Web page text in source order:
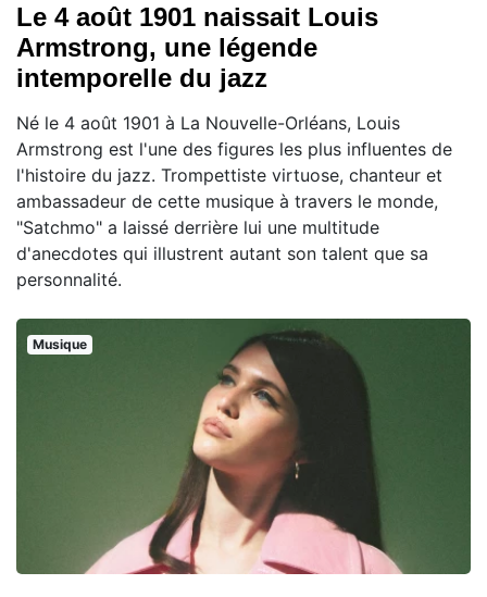
Le 4 août 1901 naissait Louis
Armstrong, une légende
intemporelle du jazz
Né le 4 août 1901 à La Nouvelle-Orléans, Louis
Armstrong est l'une des figures les plus influentes de
l'histoire du jazz. Trompettiste virtuose, chanteur et
ambassadeur de cette musique à travers le monde,
"Satchmo" a laissé derrière lui une multitude
d'anecdotes qui illustrent autant son talent que sa
personnalité.
Musique